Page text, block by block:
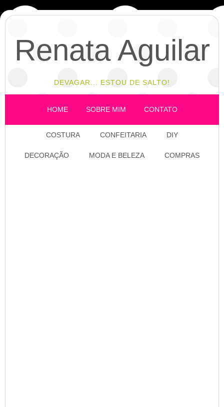
Renata Aguilar
DEVAGAR... ESTOU DE SALTO!
HOME SOBRE MIM CONTATO
COSTURA CONFEITARIA DIY
DECORAÇÃO MODA E BELEZA COMPRAS